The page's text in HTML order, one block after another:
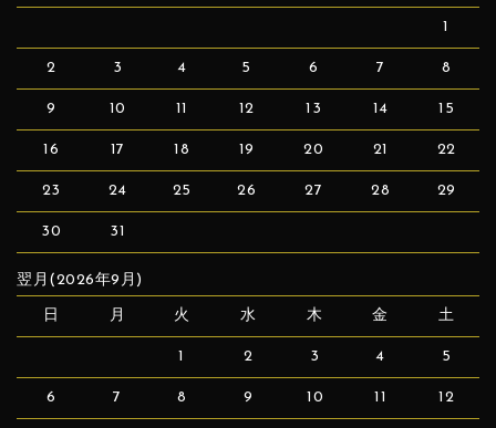
1
2 3 4 5 6 7 8
9 10 11 12 13 14 15
16 17 18 19 20 21 22
23 24 25 26 27 28 29
30 31
翌月(2026年9月)
日 月 火 水 木 金 土
1 2 3 4 5
6 7 8 9 10 11 12